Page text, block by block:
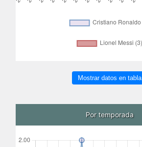
Mostrar datos en tabla
Por temporada